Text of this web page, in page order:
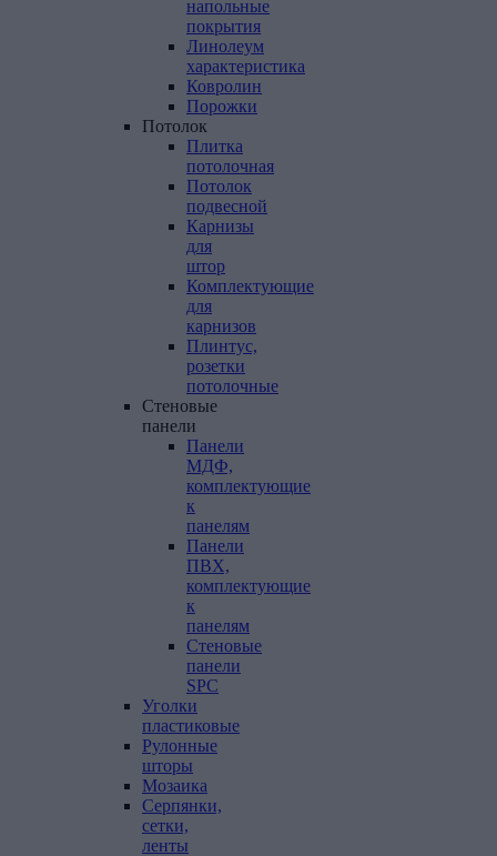
напольные
покрытия
Линолеум
характеристика
Ковролин
Порожки
Потолок
Плитка
потолочная
Потолок
подвесной
Карнизы
для
штор
Комплектующие
для
карнизов
Плинтус,
розетки
потолочные
Стеновые
панели
Панели
МДФ,
комплектующие
к
панелям
Панели
ПВХ,
комплектующие
к
панелям
Стеновые
панели
SPC
Уголки
пластиковые
Рулонные
шторы
Мозаика
Серпянки,
сетки,
ленты